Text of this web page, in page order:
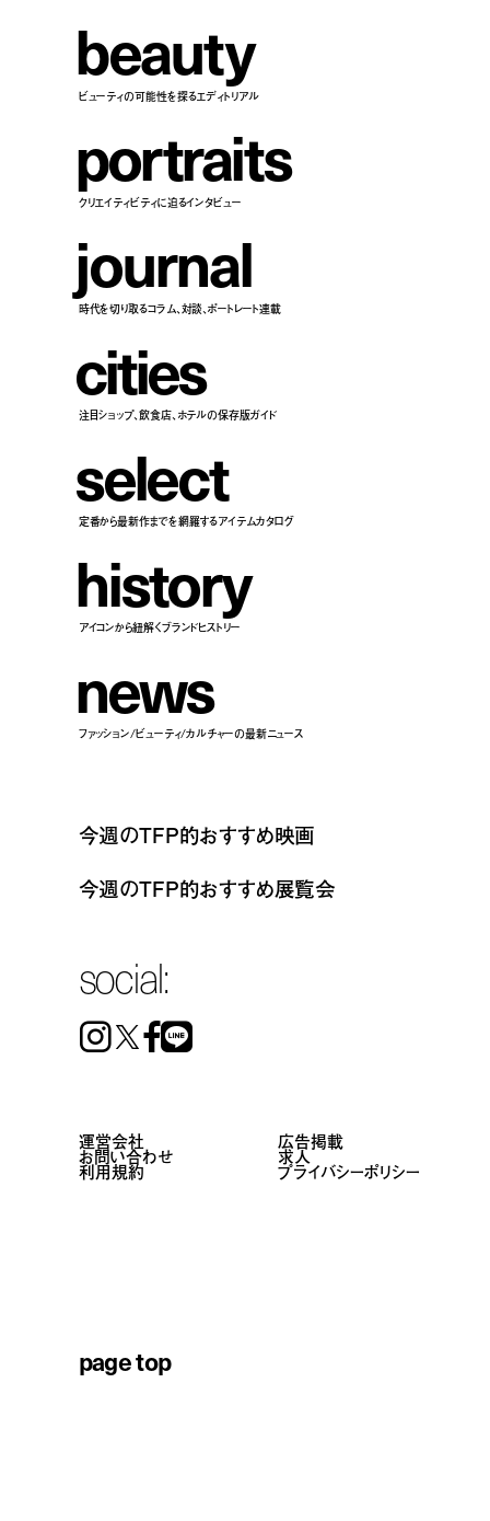
beauty
ビューティの可能性を探るエディトリアル
portraits
クリエイティビティに迫るインタビュー
journal
時代を切り取るコラム、対談、ポートレート連載
cities
注目ショップ、飲食店、ホテルの保存版ガイド
select
定番から最新作までを網羅するアイテムカタログ
history
アイコンから紐解くブランドヒストリー
news
ファッション/ビューティ/カルチャーの最新ニュース
今週のTFP的おすすめ映画
今週のTFP的おすすめ展覧会
social:
Instagram FacebookLine
運営会社 広告掲載
お問い合わせ 求人
利用規約 プライバシーポリシー
page top